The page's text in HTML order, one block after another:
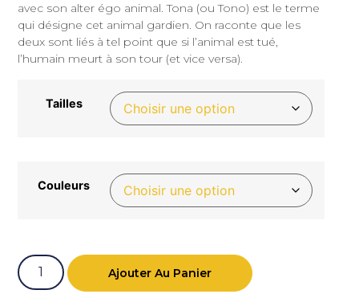
avec son alter égo animal. Tona (ou Tono) est le terme
qui désigne cet animal gardien. On raconte que les
deux sont liés à tel point que si l’animal est tué,
l’humain meurt à son tour (et vice versa).
Tailles
Couleurs
Ajouter Au Panier